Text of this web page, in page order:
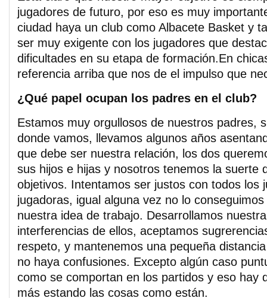
jugadores de futuro, por eso es muy
ciudad haya un club como Albacete Basket y
ser muy exigente con los jugadores que
dificultades en su etapa de formación.En
referencia arriba que nos de el impulso que
¿Qué papel ocupan los padres en el club?
Estamos muy orgullosos de nuestros padres,
donde vamos, llevamos algunos años
que debe ser nuestra relación, los dos
sus hijos e hijas y nosotros tenemos la suerte
objetivos. Intentamos ser justos con todos los
jugadoras, igual alguna vez no lo
nuestra idea de trabajo. Desarrollamos
interferencias de ellos, aceptamos
respeto, y mantenemos una pequeña
no haya confusiones. Excepto algún caso
como se comportan en los partidos y eso hay
más estando las cosas como están.